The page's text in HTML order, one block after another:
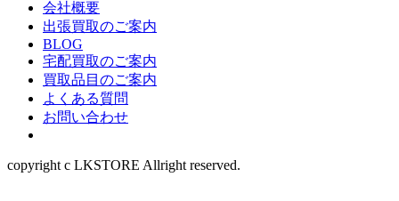
会社概要
出張買取のご案内
BLOG
宅配買取のご案内
買取品目のご案内
よくある質問
お問い合わせ
copyright c LKSTORE Allright reserved.